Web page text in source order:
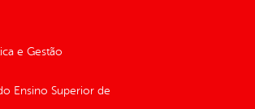
e Gestão
Ensino Superior de